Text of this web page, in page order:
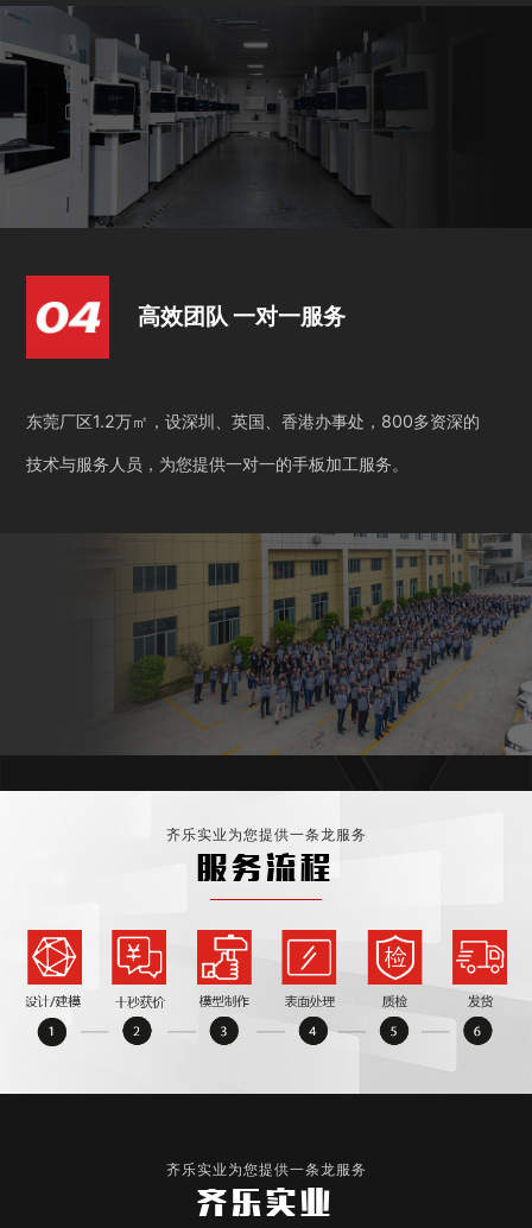
高效团队 一对一服务
东莞厂区1.2万㎡，设深圳、英国、香港办事处，800多资深的
技术与服务人员，为您提供一对一的手板加工服务。
齐乐实业为您提供一条龙服务
服务流程
齐乐实业为您提供一条龙服务
齐乐实业